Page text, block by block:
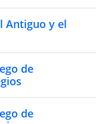
Antiguo y el
de
de